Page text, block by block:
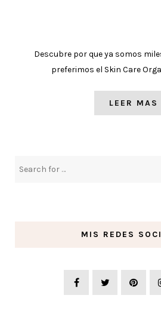
Descubre por que ya somos
preferimos el Skin Care
LEER MAS
MIS REDES